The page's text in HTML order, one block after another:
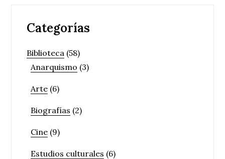
Categorías
Biblioteca (58)
Anarquismo (3)
Arte (6)
Biografías (2)
Cine (9)
Estudios culturales (6)